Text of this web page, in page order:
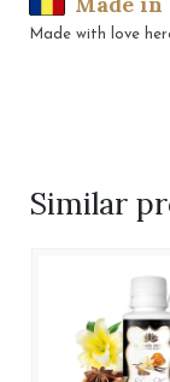
Made with love
Similar